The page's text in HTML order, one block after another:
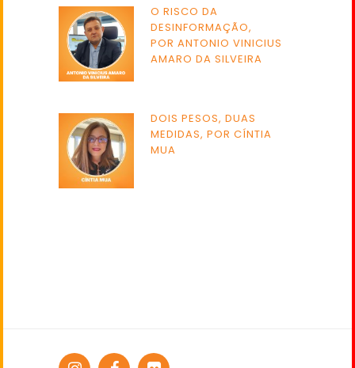
O RISCO DA
DESINFORMAÇÃO,
POR ANTONIO VINICIUS
AMARO DA SILVEIRA
DOIS PESOS, DUAS
MEDIDAS, POR CÍNTIA
MUA